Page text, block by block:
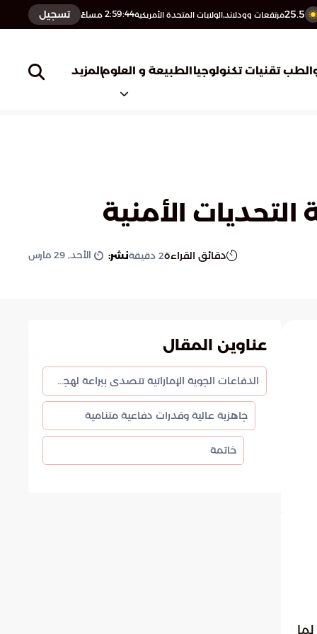
25.5مرتفعات وودلاند,الولايات المتحدة الأمريكية2:59:45 مساءً تسجيل
تقنيات تكنولوجياالطبيعة و العلومالمزيد
التحديات الأمنية
دقائق القراءة2 دقيقةنشر: الأحد, 29 مارس
عناوين المقال
الدفاعات الجوية الإماراتية تتصدى ببراعة لهجمات جوية معقدة
جاهزية عالية وقدرات دفاعية متنامية
خاتمة